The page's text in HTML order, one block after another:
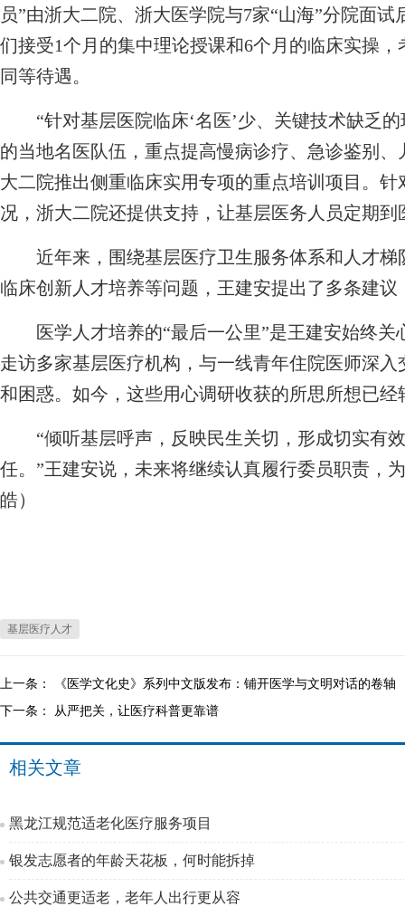
员”由浙大二院、浙大医学院与7家“山海”分院面
们接受1个月的集中理论授课和6个月的临床实操
同等待遇。
“针对基层医院临床‘名医’少、关键技术缺乏的
的当地名医队伍，重点提高慢病诊疗、急诊鉴别
大二院推出侧重临床实用专项的重点培训项目。
况，浙大二院还提供支持，让基层医务人员定期到
近年来，围绕基层医疗卫生服务体系和人才梯
临床创新人才培养等问题，王建安提出了多条建
医学人才培养的“最后一公里”是王建安始终关
走访多家基层医疗机构，与一线青年住院医师深
和困惑。如今，这些用心调研收获的所思所想已
“倾听基层呼声，反映民生关切，形成切实有
任。”王建安说，未来将继续认真履行委员职责，
皓）
基层医疗人才
上一条：
《医学文化史》系列中文版发布：铺开医学与文明对话的卷轴
下一条：
从严把关，让医疗科普更靠谱
相关文章
黑龙江规范适老化医疗服务项目
银发志愿者的年龄天花板，何时能拆掉
公共交通更适老，老年人出行更从容